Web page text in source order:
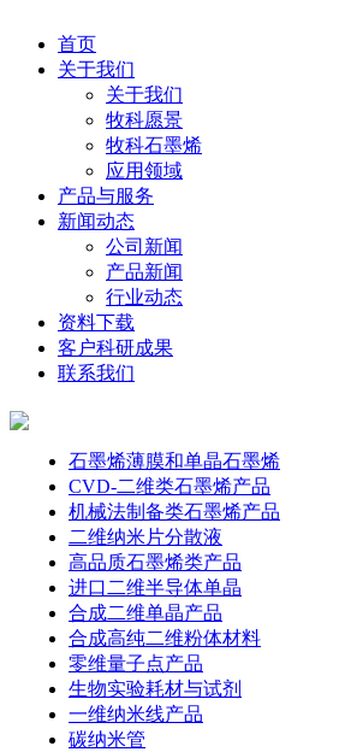
首页
关于我们
关于我们
牧科愿景
牧科石墨烯
应用领域
产品与服务
新闻动态
公司新闻
产品新闻
行业动态
资料下载
客户科研成果
联系我们
石墨烯薄膜和单晶石墨烯
CVD-二维类石墨烯产品
机械法制备类石墨烯产品
二维纳米片分散液
高品质石墨烯类产品
进口二维半导体单晶
合成二维单晶产品
合成高纯二维粉体材料
零维量子点产品
生物实验耗材与试剂
一维纳米线产品
碳纳米管